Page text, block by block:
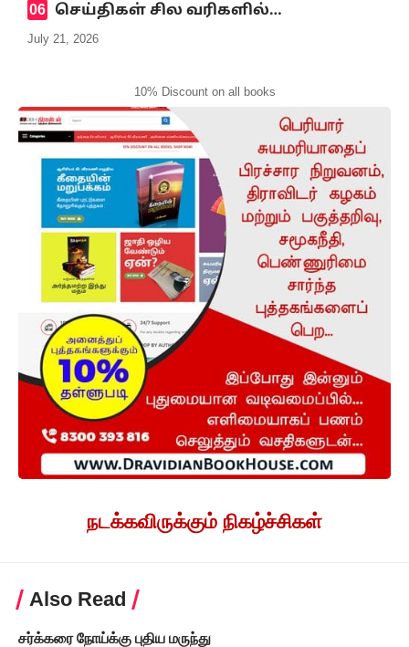
செய்திகள் சில வரிகளில்…
July 21, 2026
10% Discount on all books
நடக்கவிருக்கும் நிகழ்ச்சிகள்
Also Read
சர்க்கரை நோய்க்கு புதிய மருந்து